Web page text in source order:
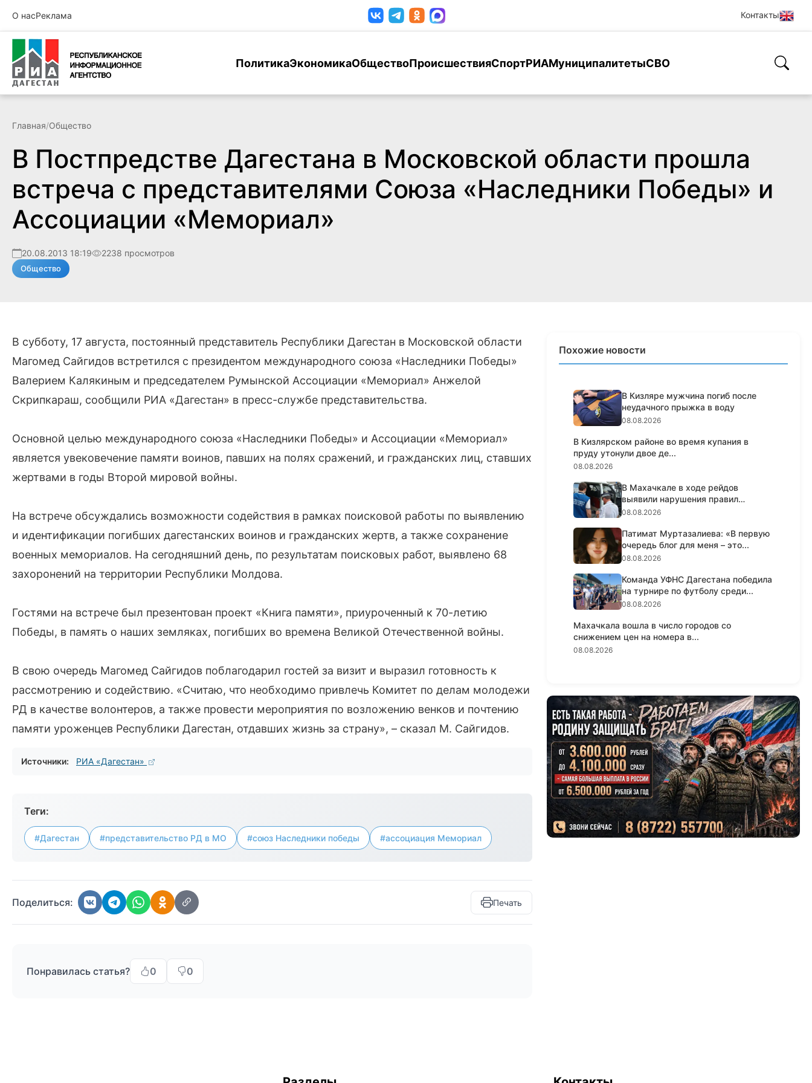
О насРеклама Контакты
ПолитикаЭкономикаОбществоПроисшествияСпортРИАМуниципалитетыСВО
Главная/Общество
В Постпредстве Дагестана в Московской области прошла
встреча с представителями Союза «Наследники Победы» и
Ассоциации «Мемориал»
20.08.2013 18:19 2238 просмотров
Общество
В субботу, 17 августа, постоянный представитель Республики Дагестан в Московской области
Магомед Сайгидов встретился с президентом международного союза «Наследники Победы»
Валерием Калякиным и председателем Румынской Ассоциации «Мемориал» Анжелой
Скрипкараш, сообщили РИА «Дагестан» в пресс-службе представительства.
Основной целью международного союза «Наследники Победы» и Ассоциации «Мемориал»
является увековечение памяти воинов, павших на полях сражений, и гражданских лиц, ставших
жертвами в годы Второй мировой войны.
На встрече обсуждались возможности содействия в рамках поисковой работы по выявлению
и идентификации погибших дагестанских воинов и гражданских жертв, а также сохранение
военных мемориалов. На сегодняшний день, по результатам поисковых работ, выявлено 68
захоронений на территории Республики Молдова.
Гостями на встрече был презентован проект «Книга памяти», приуроченный к 70-летию
Победы, в память о наших земляках, погибших во времена Великой Отечественной войны.
В свою очередь Магомед Сайгидов поблагодарил гостей за визит и выразил готовность к
рассмотрению и содействию. «Считаю, что необходимо привлечь Комитет по делам молодежи
РД в качестве волонтеров, а также провести мероприятия по возложению венков и почтению
памяти уроженцев Республики Дагестан, отдавших жизнь за страну», – сказал М. Сайгидов.
Источники: РИА «Дагестан»
Теги:
#Дагестан #представительство РД в МО #союз Наследники победы #ассоциация Мемориал
Поделиться: Печать
Понравилась статья? 0 0
Похожие новости
В Кизляре мужчина погиб после
неудачного прыжка в воду
08.08.2026
В Кизлярском районе во время купания в
пруду утонули двое де...
08.08.2026
В Махачкале в ходе рейдов
выявили нарушения правил
пассажирс...
08.08.2026
Патимат Муртазалиева: «В первую
очередь блог для меня – это...
08.08.2026
Команда УФНС Дагестана победила
на турнире по футболу среди...
08.08.2026
Махачкала вошла в число городов со
снижением цен на номера в...
08.08.2026